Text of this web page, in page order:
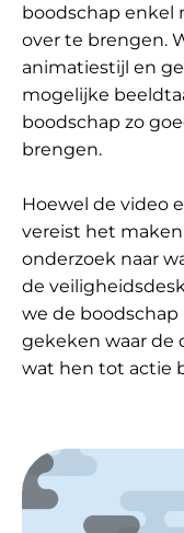
boodschap enkel
over te brengen.
animatiestijl en
mogelijke
boodschap zo
brengen.
Hoewel de video
vereist het
onderzoek naar
de
we de
gekeken waar de
wat hen tot actie